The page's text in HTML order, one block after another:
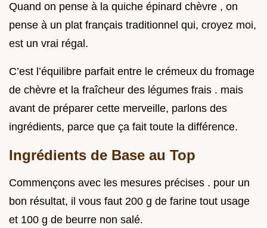
Quand on pense à la quiche épinard chèvre , on
pense à un plat français traditionnel qui, croyez moi,
est un vrai régal.
C’est l’équilibre parfait entre le crémeux du fromage
de chèvre et la fraîcheur des légumes frais . mais
avant de préparer cette merveille, parlons des
ingrédients, parce que ça fait toute la différence.
Ingrédients de Base au Top
Commençons avec les mesures précises . pour un
bon résultat, il vous faut 200 g de farine tout usage
et 100 g de beurre non salé.